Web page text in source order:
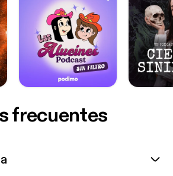
frecuentes